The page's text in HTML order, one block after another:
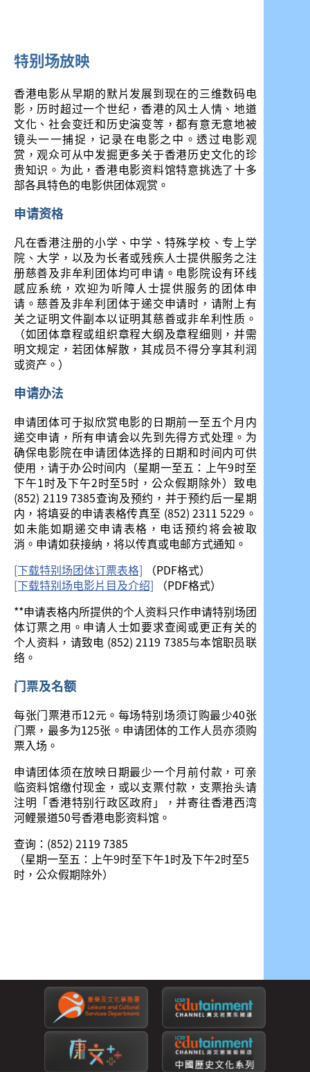
特别场放映
香港电影从早期的默片发展到现在的三维数码电
影，历时超过一个世纪，香港的风土人情、地道
文化、社会变迁和历史演变等，都有意无意地被
镜头一一捕捉，记录在电影之中。透过电影观
赏，观众可从中发掘更多关于香港历史文化的珍
贵知识。为此，香港电影资料馆特意挑选了十多
部各具特色的电影供团体观赏。
申请资格
凡在香港注册的小学、中学、特殊学校、专上学
院、大学，以及为长者或残疾人士提供服务之注
册慈善及非牟利团体均可申请。电影院设有环线
感应系统，欢迎为听障人士提供服务的团体申
请。慈善及非牟利团体于递交申请时，请附上有
关之证明文件副本以证明其慈善或非牟利性质。
（如团体章程或组织章程大纲及章程细则，并需
明文规定，若团体解散，其成员不得分享其利润
或资产。）
申请办法
申请团体可于拟欣赏电影的日期前一至五个月内
递交申请，所有申请会以先到先得方式处理。为
确保电影院在申请团体选择的日期和时间内可供
使用，请于办公时间内（星期一至五：上午9时至
下午1时及下午2时至5时，公众假期除外）致电
(852) 2119 7385查询及预约，并于预约后一星期
内，将填妥的申请表格传真至 (852) 2311 5229。
如未能如期递交申请表格，电话预约将会被取
消。申请如获接纳，将以传真或电邮方式通知。
[下载特别场团体订票表格] （PDF格式）
[下载特别场电影片目及介绍] （PDF格式）
**申请表格内所提供的个人资料只作申请特别场团
体订票之用。申请人士如要求查阅或更正有关的
个人资料，请致电 (852) 2119 7385与本馆职员联
络。
门票及名额
每张门票港币12元。每场特别场须订购最少40张
门票，最多为125张。申请团体的工作人员亦须购
票入场。
申请团体须在放映日期最少一个月前付款，可亲
临资料馆缴付现金，或以支票付款，支票抬头请
注明「香港特别行政区政府」，并寄往香港西湾
河鲤景道50号香港电影资料馆。
查询：(852) 2119 7385
（星期一至五：上午9时至下午1时及下午2时至5
时，公众假期除外）